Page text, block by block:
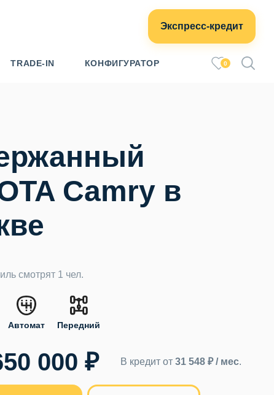
Экспресс-кредит
TRADE-IN КОНФИГУРАТОР 0
Camry в
смотрят 1 чел.
Автомат Передний
000 ₽ В кредит от31 548 ₽ / мес.